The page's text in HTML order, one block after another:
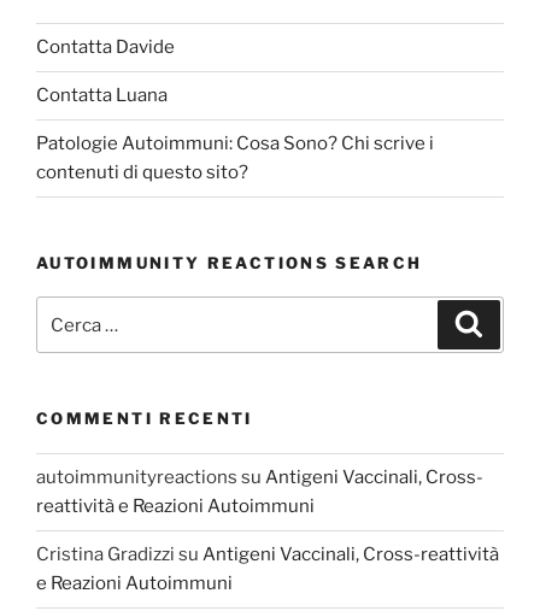
Contatta Davide
Contatta Luana
Patologie Autoimmuni: Cosa Sono? Chi scrive i
contenuti di questo sito?
AUTOIMMUNITY REACTIONS SEARCH
COMMENTI RECENTI
autoimmunityreactions su Antigeni Vaccinali, Cross-
reattività e Reazioni Autoimmuni
Cristina Gradizzi su Antigeni Vaccinali, Cross-reattività
e Reazioni Autoimmuni